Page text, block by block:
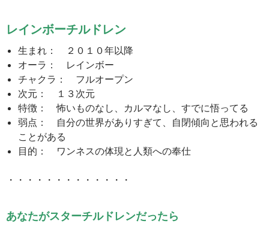
レインボーチルドレン
生まれ： ２０１０年以降
オーラ： レインボー
チャクラ： フルオープン
次元： １３次元
特徴： 怖いものなし、カルマなし、すでに悟ってる
弱点： 自分の世界がありすぎて、自閉傾向と思われる
ことがある
目的： ワンネスの体現と人類への奉仕
・・・・・・・・・・・・・
あなたがスターチルドレンだったら